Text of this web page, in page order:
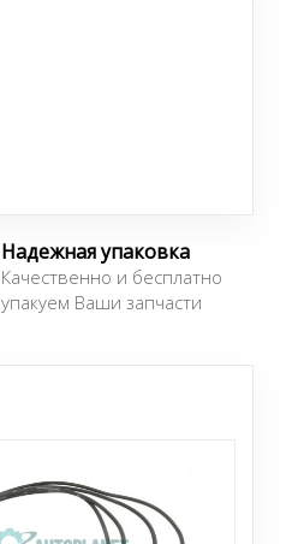
Надежная упаковка
Качественно и бесплатно
упакуем Ваши запчасти